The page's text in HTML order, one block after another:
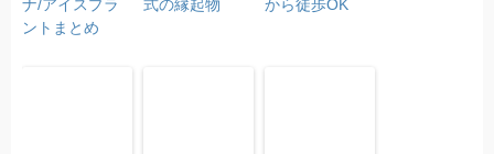
ナ/アイスプラ
ントまとめ
式の縁起物
から徒歩OK